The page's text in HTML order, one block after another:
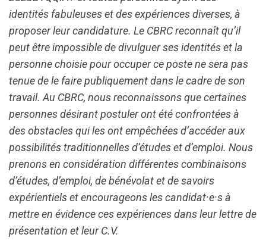
identités fabuleuses et des expériences diverses, à
proposer leur candidature. Le CBRC reconnaît qu’il
peut être impossible de divulguer ses identités et la
personne choisie pour occuper ce poste ne sera pas
tenue de le faire publiquement dans le cadre de son
travail. Au CBRC, nous reconnaissons que certaines
personnes désirant postuler ont été confrontées à
des obstacles qui les ont empêchées d’accéder aux
possibilités traditionnelles d’études et d’emploi. Nous
prenons en considération différentes combinaisons
d’études, d’emploi, de bénévolat et de savoirs
expérientiels et encourageons les candidat·e·s à
mettre en évidence ces expériences dans leur lettre de
présentation et leur C.V.